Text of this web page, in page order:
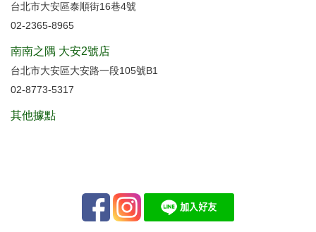
台北市大安區泰順街16巷4號
02-2365-8965
南南之隅 大安2號店
台北市大安區大安路一段105號B1
02-8773-5317
其他據點